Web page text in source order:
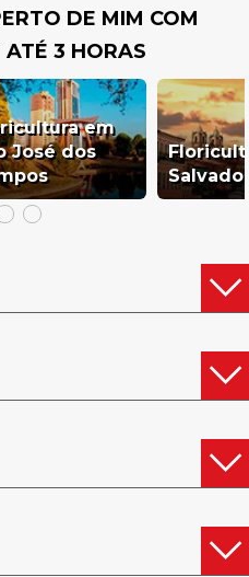
DE MIM COM
ATÉ 3 HORAS
em
José dos